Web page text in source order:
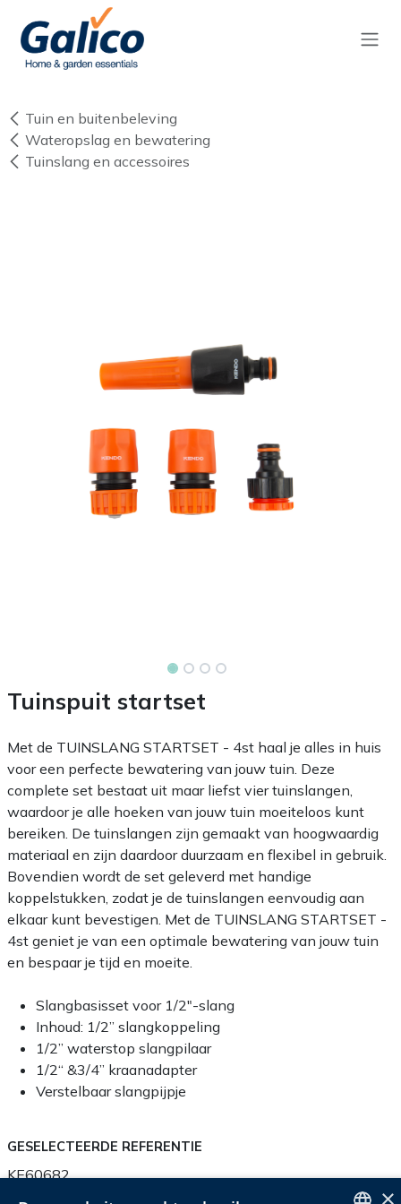
Overslaan naar inhoud
Tuin en buitenbeleving
Wateropslag en bewatering
Tuinslang en accessoires
Tuinspuit startset
Met de TUINSLANG STARTSET - 4st haal je alles in huis
voor een perfecte bewatering van jouw tuin. Deze
complete set bestaat uit maar liefst vier tuinslangen,
waardoor je alle hoeken van jouw tuin moeiteloos kunt
bereiken. De tuinslangen zijn gemaakt van hoogwaardig
materiaal en zijn daardoor duurzaam en flexibel in gebruik.
Bovendien wordt de set geleverd met handige
koppelstukken, zodat je de tuinslangen eenvoudig aan
elkaar kunt bevestigen. Met de TUINSLANG STARTSET -
4st geniet je van een optimale bewatering van jouw tuin
en bespaar je tijd en moeite.
Slangbasisset voor 1/2"-slang
Inhoud: 1/2” slangkoppeling
1/2” waterstop slangpilaar
1/2“ &3/4” kraanadapter
Verstelbaar slangpijpje
GESELECTEERDE REFERENTIE
KE60682
×